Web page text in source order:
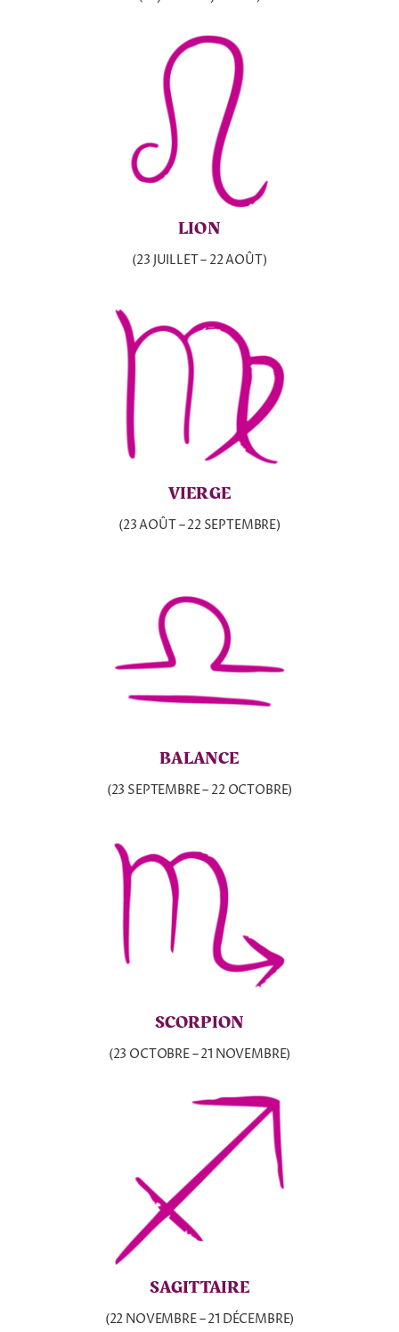
LION
(23 JUILLET – 22 AOÛT)
VIERGE
(23 AOÛT – 22 SEPTEMBRE)
BALANCE
(23 SEPTEMBRE – 22 OCTOBRE)
SCORPION
(23 OCTOBRE – 21 NOVEMBRE)
SAGITTAIRE
(22 NOVEMBRE – 21 DÉCEMBRE)